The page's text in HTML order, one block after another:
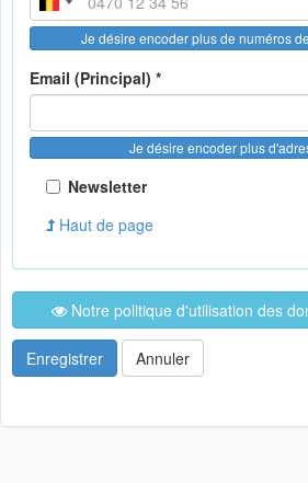
Je désire encoder plus de numéros
Email (Principal) *
Je désire encoder plus
Newsletter
Haut de page
Notre politique d'utilisation des
Enregistrer Annuler